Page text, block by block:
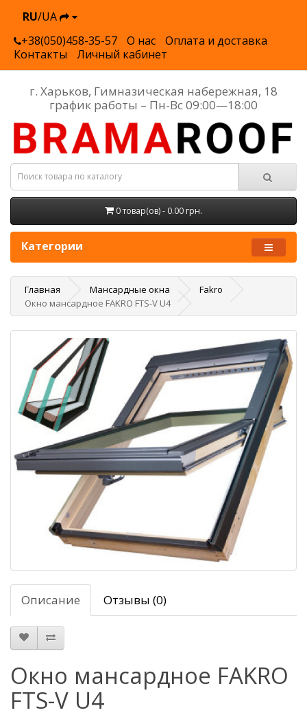
RU/UA
+38(050)458-35-57
О нас
Оплата и доставка
Контакты
Личный кабинет
г. Харьков, Гимназическая набережная, 18
график работы – Пн-Вс 09:00—18:00
0 товар(ов) - 0.00 грн.
Категории
Главная Мансардные окна
Fakro
Окно мансардное FAKRO FTS-V U4
Описание Отзывы (0)
Окно мансардное FAKRO
FTS-V U4